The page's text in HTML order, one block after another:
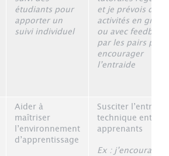
étudiants pour
apporter un
suivi individuel
et je prévois des
activités en
ou avec feedback
par les pairs pour
encourager
l’entraide
Aider à
maîtriser
l’environnement
d’apprentissage
Susciter l’entraide
technique entre
apprenants
Ex : j’encourage